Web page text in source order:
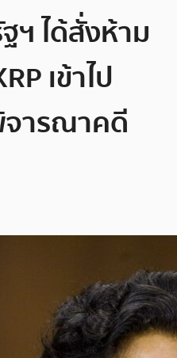
ได้สั่งห้าม
เข้าไป
จารณาคดี